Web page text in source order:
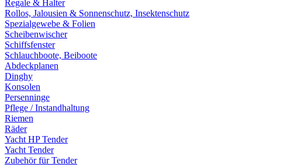
Regale & Halter
Rollos, Jalousien & Sonnenschutz, Insektenschutz
Spezialgewebe & Folien
Scheibenwischer
Schiffsfenster
Schlauchboote, Beiboote
Abdeckplanen
Dinghy
Konsolen
Persenninge
Pflege / Instandhaltung
Riemen
Räder
Yacht HP Tender
Yacht Tender
Zubehör für Tender